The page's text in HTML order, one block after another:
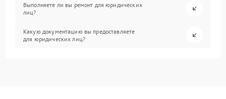
Выполняете ли вы ремонт для юридических
лиц?
Какую документацию вы предоставляете
для юридических лиц?